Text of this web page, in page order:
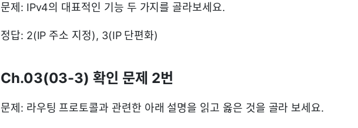
문제: IPv4의 대표적인 기능 두 가지를 골라보세요.
정답: 2(IP 주소 지정), 3(IP 단편화)
Ch.03(03-3) 확인 문제 2번
문제: 라우팅 프로토콜과 관련한 아래 설명을 읽고 옳은 것을 골라 보세요.